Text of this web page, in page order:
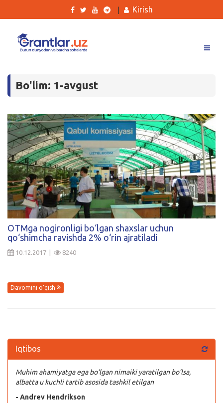
Tanlovlar
Kurslar
Blog
Yana
Qidirish
Kirish
Kirish
Bo'lim: 1-avgust
OTMga nogironligi bo‘lgan shaxslar uchun
qo‘shimcha ravishda 2% o‘rin ajratiladi
10.12.2017 | 8240
Davomini o'qish
Iqtibos
Muhim ahamiyatga ega bo’lgan nimaiki yaratilgan bo’lsa,
albatta u kuchli tartib asosida tashkil etilgan
- Andrev Hendrikson